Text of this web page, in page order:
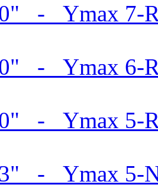
- Ymax 7-
- Ymax 6-
- Ymax 5-
- Ymax 5-